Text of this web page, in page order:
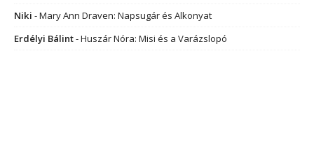
Niki -Mary Ann Draven: Napsugár és Alkonyat
Erdélyi Bálint-Huszár Nóra: Misi és a Varázslopó